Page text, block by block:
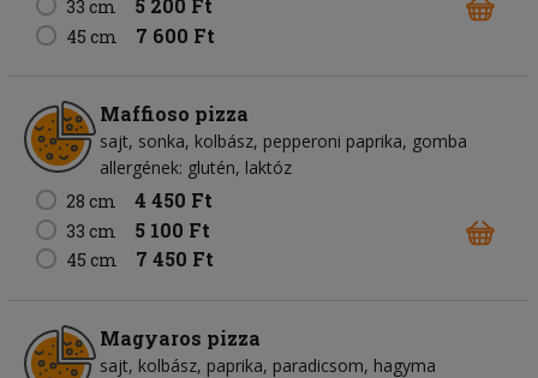
33 cm 5 200 Ft
45 cm 7 600 Ft
Maffioso pizza
sajt sonka kolbász pepperoni paprika gomba
allergének: glutén, laktóz
28 cm
4 450 Ft
33 cm 5 100 Ft
45 cm 7 450 Ft
Magyaros pizza
sajt kolbász paprika paradicsom hagyma